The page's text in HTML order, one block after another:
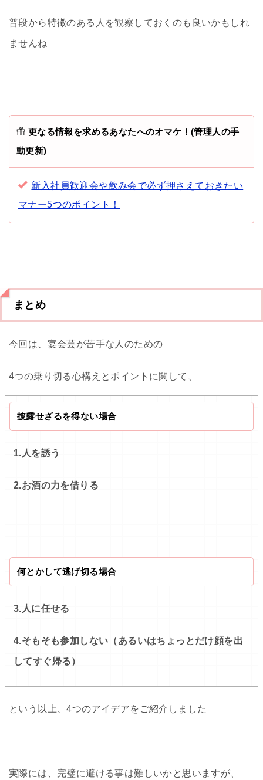
普段から特徴のある人を観察しておくのも良いかもしれ
ませんね
更なる情報を求めるあなたへのオマケ！(管理人の手
動更新)
新入社員歓迎会や飲み会で必ず押さえておきたい
マナー5つのポイント！
まとめ
今回は、宴会芸が苦手な人のための
4つの乗り切る心構えとポイントに関して、
披露せざるを得ない場合
1.人を誘う
2.お酒の力を借りる
何とかして逃げ切る場合
3.人に任せる
4.そもそも参加しない（あるいはちょっとだけ顔を出
してすぐ帰る）
という以上、4つのアイデアをご紹介しました
実際には、完璧に避ける事は難しいかと思いますが、